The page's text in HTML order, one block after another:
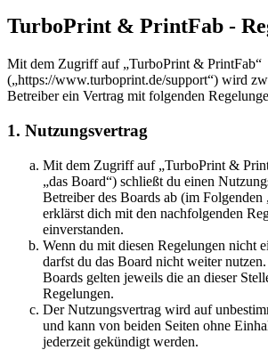
TurboPrint & PrintFab -
Mit dem Zugriff auf „TurboPrint & PrintFab“
(„https://www.turboprint.de/support“) wird
Betreiber ein Vertrag mit folgenden
1. Nutzungsvertrag
Mit dem Zugriff auf „TurboPrint &
„das Board“) schließt du einen
Betreiber des Boards ab (im Folgenden
erklärst dich mit den nachfolgenden
einverstanden.
Wenn du mit diesen Regelungen nicht
darfst du das Board nicht weiter
Boards gelten jeweils die an dieser
Regelungen.
Der Nutzungsvertrag wird auf
und kann von beiden Seiten ohne
jederzeit gekündigt werden.